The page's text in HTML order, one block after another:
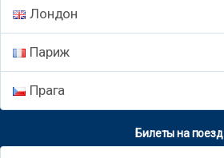
Лондон
Париж
Прага
Билеты на поезд